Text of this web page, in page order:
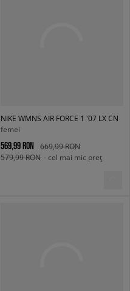
NIKE WMNS AIR FORCE 1 '07 LX CN
femei
569,99 RON
669,99 RON
579,99 RON - cel mai mic preț